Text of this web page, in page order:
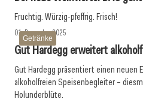
Fruchtig. Würzig-pfeffrig. Frisch!
Getränke
01. Dezember 2025
Gut Hardegg erweitert
Gut Hardegg präsentiert einen neuen
alkoholfreien Speisenbegleiter –
Holunderblüte.